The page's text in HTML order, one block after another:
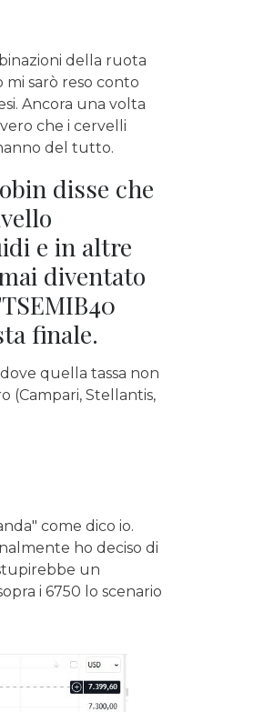
della ruota
mi sarò reso conto
Ancora una volta
che i cervelli
del tutto.
disse che
e in altre
diventato
finale.
quella tassa non
(Campari, Stellantis,
come dico io.
ho deciso di
un
i 6750 lo scenario